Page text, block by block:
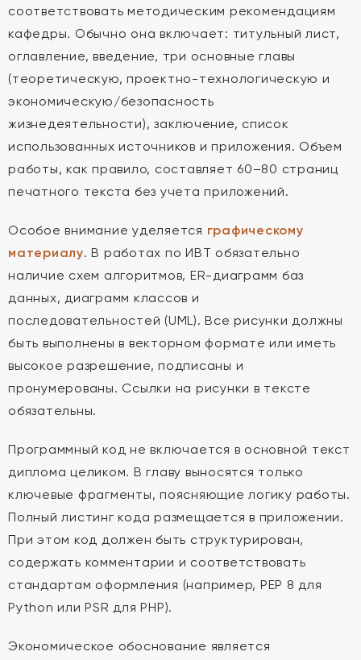
соответствовать методическим рекомендациям
кафедры. Обычно она включает: титульный лист,
оглавление, введение, три основные главы
(теоретическую, проектно-технологическую и
экономическую/безопасность
жизнедеятельности), заключение, список
использованных источников и приложения. Объем
работы, как правило, составляет 60–80 страниц
печатного текста без учета приложений.
Особое внимание уделяется графическому
материалу. В работах по ИВТ обязательно
наличие схем алгоритмов, ER-диаграмм баз
данных, диаграмм классов и
последовательностей (UML). Все рисунки должны
быть выполнены в векторном формате или иметь
высокое разрешение, подписаны и
пронумерованы. Ссылки на рисунки в тексте
обязательны.
Программный код не включается в основной текст
диплома целиком. В главу выносятся только
ключевые фрагменты, поясняющие логику работы.
Полный листинг кода размещается в приложении.
При этом код должен быть структурирован,
содержать комментарии и соответствовать
стандартам оформления (например, PEP 8 для
Python или PSR для PHP).
Экономическое обоснование является